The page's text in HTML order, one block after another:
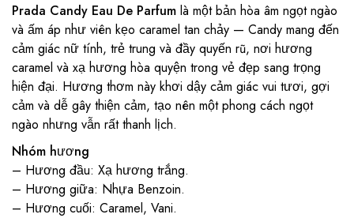
Prada Candy Eau De Parfum là một bản hòa âm ngọt ngào
và ấm áp như viên kẹo caramel tan chảy — Candy mang đến
cảm giác nữ tính, trẻ trung và đầy quyến rũ, nơi hương
caramel và xạ hương hòa quyện trong vẻ đẹp sang trọng
hiện đại. Hương thơm này khơi dậy cảm giác vui tươi, gợi
cảm và dễ gây thiện cảm, tạo nên một phong cách ngọt
ngào nhưng vẫn rất thanh lịch.
Nhóm hương
– Hương đầu: Xạ hương trắng.
– Hương giữa: Nhựa Benzoin.
– Hương cuối: Caramel, Vani.